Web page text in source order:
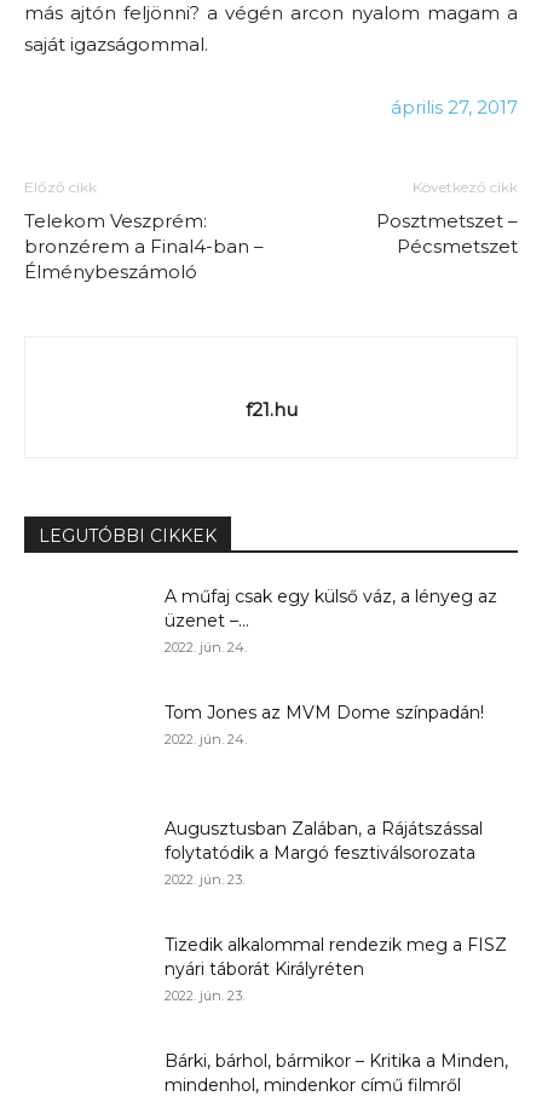
más ajtón feljönni? a végén arcon nyalom magam a
saját igazságommal.
április 27, 2017
Előző cikk
Telekom Veszprém:
bronzérem a Final4-ban –
Élménybeszámoló
Következő cikk
Posztmetszet –
Pécsmetszet
f21.hu
LEGUTÓBBI CIKKEK
A műfaj csak egy külső váz, a lényeg az
üzenet –...
2022. jún. 24.
Tom Jones az MVM Dome színpadán!
2022. jún. 24.
Augusztusban Zalában, a Rájátszással
folytatódik a Margó fesztiválsorozata
2022. jún. 23.
Tizedik alkalommal rendezik meg a FISZ
nyári táborát Királyréten
2022. jún. 23.
Bárki, bárhol, bármikor – Kritika a Minden,
mindenhol, mindenkor című filmről